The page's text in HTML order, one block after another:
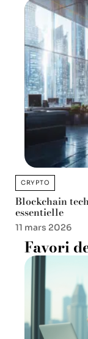
CRYPTO
Blockchain
essentielle
11 mars 2026
Favori